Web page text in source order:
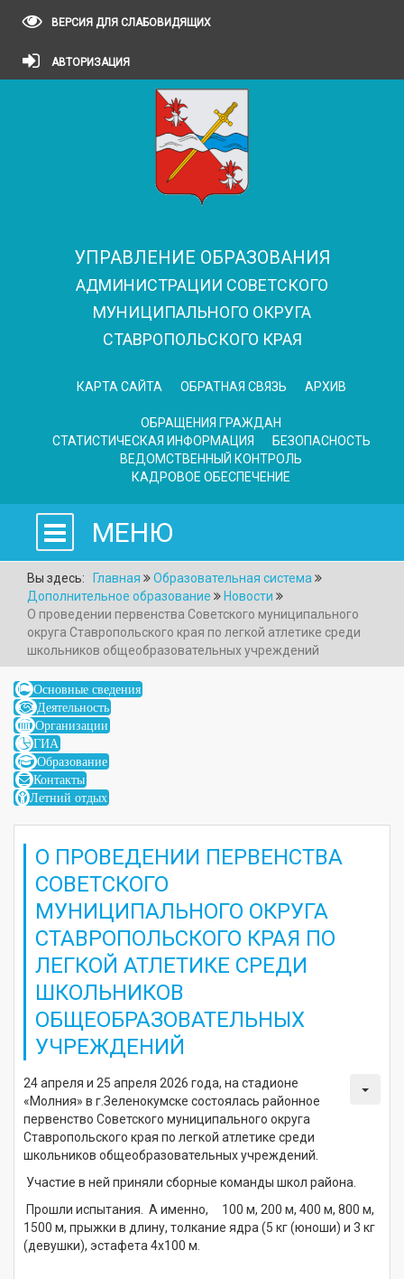
ВЕРСИЯ ДЛЯ СЛАБОВИДЯЩИХ
АВТОРИЗАЦИЯ
УПРАВЛЕНИЕ ОБРАЗОВАНИЯ
АДМИНИСТРАЦИИ СОВЕТСКОГО
МУНИЦИПАЛЬНОГО ОКРУГА
СТАВРОПОЛЬСКОГО КРАЯ
КАРТА САЙТА ОБРАТНАЯ СВЯЗЬ АРХИВ
ОБРАЩЕНИЯ ГРАЖДАН
СТАТИСТИЧЕСКАЯ ИНФОРМАЦИЯ
БЕЗОПАСНОСТЬ
ВЕДОМСТВЕННЫЙ КОНТРОЛЬ
КАДРОВОЕ ОБЕСПЕЧЕНИЕ
МЕНЮ
Вы здесь: Главная
Образовательная система
Дополнительное образование
Новости
О проведении первенства Советского муниципального
округа Ставропольского края по легкой атлетике среди
школьников общеобразовательных учреждений
Основные сведения
Деятельность
Организации
ГИА
Образование
Контакты
Летний отдых
О ПРОВЕДЕНИИ ПЕРВЕНСТВА
СОВЕТСКОГО
МУНИЦИПАЛЬНОГО ОКРУГА
СТАВРОПОЛЬСКОГО КРАЯ ПО
ЛЕГКОЙ АТЛЕТИКЕ СРЕДИ
ШКОЛЬНИКОВ
ОБЩЕОБРАЗОВАТЕЛЬНЫХ
УЧРЕЖДЕНИЙ
24 апреля и 25 апреля 2026 года, на стадионе
«Молния» в г.Зеленокумске состоялась районное
первенство Советского муниципального округа
Ставропольского края по легкой атлетике среди
школьников общеобразовательных учреждений.
Участие в ней приняли сборные команды школ района.
Прошли испытания. А именно, 100 м, 200 м, 400 м, 800 м,
1500 м, прыжки в длину, толкание ядра (5 кг (юноши) и 3 кг
(девушки), эстафета 4x100 м.